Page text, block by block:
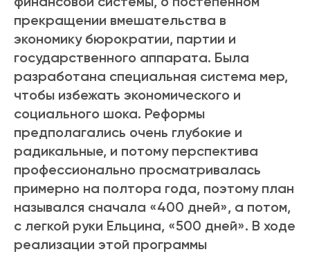
прекращении вмешательства в
экономику бюрократии, партии и
государственного аппарата. Была
разработана специальная система мер,
чтобы избежать экономического и
социального шока. Реформы
предполагались очень глубокие и
радикальные, и потому перспектива
профессионально просматривалась
примерно на полтора года, поэтому план
назывался сначала «400 дней», а потом,
с легкой руки Ельцина, «500 дней». В ходе
реализации этой программы